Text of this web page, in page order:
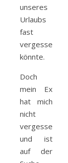
unseres
Urlaubs
fast
vergessen
könnte.
Doch
mein Ex
hat mich
nicht
vergessen
und ist
auf der